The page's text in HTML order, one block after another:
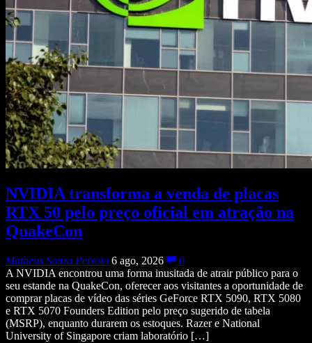
NVIDIA transforma a venda de placas
RTX 50 pelo preço oficial em atração na
QuakeCon
Matheus Souza Peixoto 6 ago, 2026
0
A NVIDIA encontrou uma forma inusitada de atrair público para o
seu estande na QuakeCon, oferecer aos visitantes a oportunidade de
comprar placas de vídeo das séries GeForce RTX 5090, RTX 5080
e RTX 5070 Founders Edition pelo preço sugerido de tabela
(MSRP), enquanto durarem os estoques. Razer e National
University of Singapore criam laboratório […]